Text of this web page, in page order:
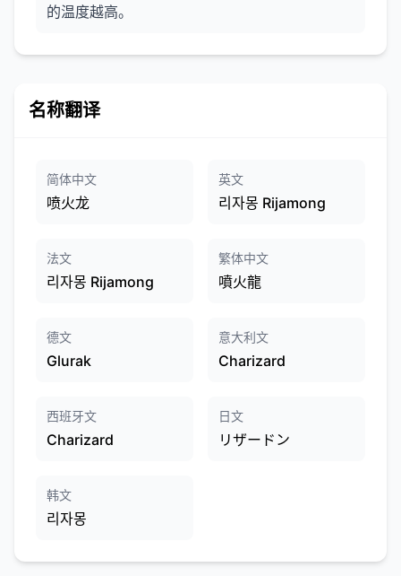
的温度越高。
名称翻译
简体中文
喷火龙
英文
리자몽 Rijamong
法文
리자몽 Rijamong
繁体中文
噴火龍
德文
Glurak
意大利文
Charizard
西班牙文
Charizard
日文
リザードン
韩文
리자몽